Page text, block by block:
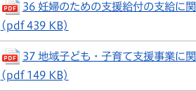
36 妊婦のための支援給付の支給に
(pdf 439 KB)
37 地域子ども・子育て支援事業に
(pdf 149 KB)